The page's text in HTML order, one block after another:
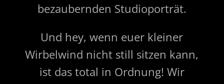
bezaubernden Studioporträt.
Und hey, wenn euer kleiner
Wirbelwind nicht still sitzen kann,
ist das total in Ordnung! Wir